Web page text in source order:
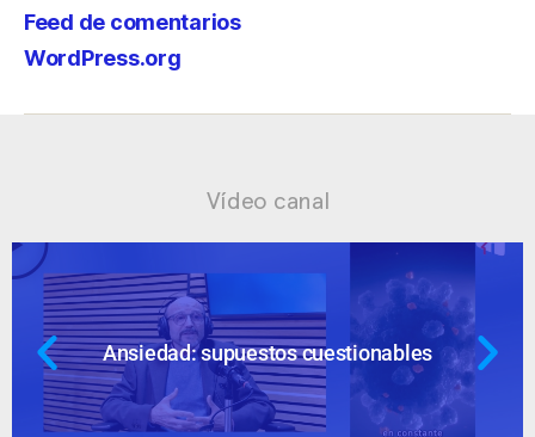
Feed de comentarios
WordPress.org
Vídeo canal
Ansiedad: supuestos cuestionables